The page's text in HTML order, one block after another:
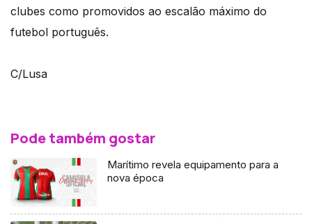
clubes como promovidos ao escalão máximo do
futebol português.
C/Lusa
Pode também gostar
Marítimo revela equipamento para a
nova época